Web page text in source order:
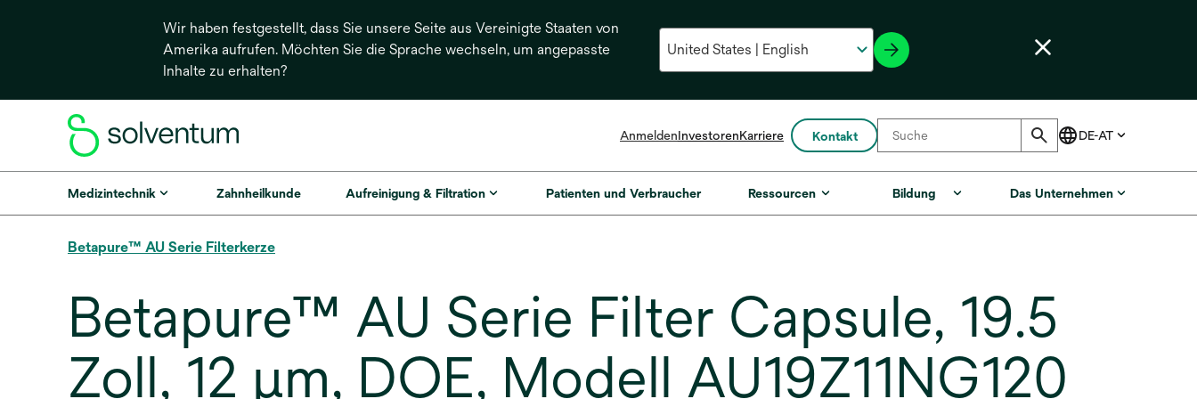
Wir haben festgestellt, dass Sie unsere Seite aus Vereinigte Staaten von
Amerika aufrufen. Möchten Sie die Sprache wechseln, um angepasste
Inhalte zu erhalten?
AnmeldenInvestorenKarriere Kontakt
Medizintechnik Zahnheilkunde Aufreinigung & Filtration Patienten und Verbraucher Ressourcen Bildung Das Unternehmen
Betapure™ AU Serie Filterkerze
Betapure™ AU Serie Filter Capsule, 19.5
Zoll, 12 µm, DOE, Modell AU19Z11NG120